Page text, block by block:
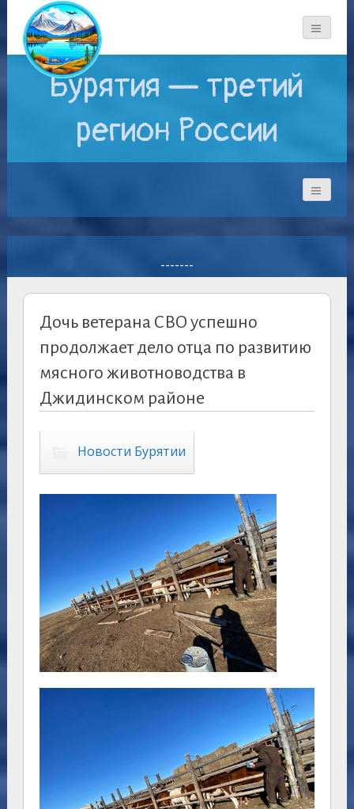
Бурятия — третий
регион России
-------
Дочь ветерана СВО успешно
продолжает дело отца по развитию
мясного животноводства в
Джидинском районе
Новости Бурятии